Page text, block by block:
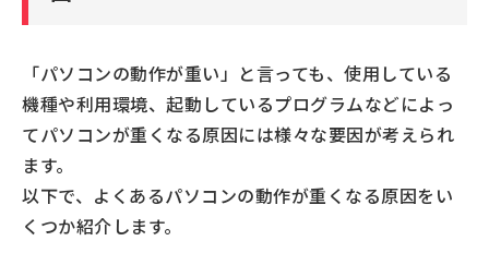
不要なアプリのアンインストール
設定を見直す（スタートアッププログラム、パフォ
ーマンスプラン）
パソコンの状態に気を配り、快適に使いましょう
「パソコンの動作が重い」と言っても、使用している
機種や利用環境、起動しているプログラムなどによっ
てパソコンが重くなる原因には様々な要因が考えられ
ます。
以下で、よくあるパソコンの動作が重くなる原因をい
くつか紹介します。